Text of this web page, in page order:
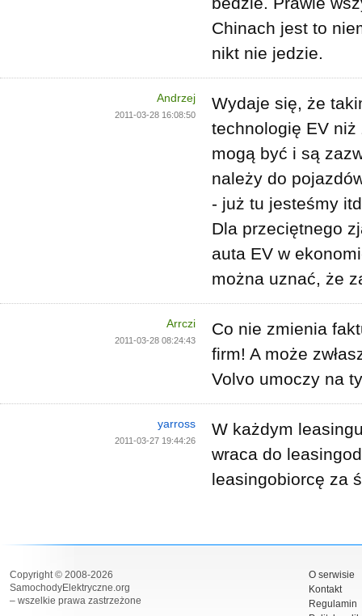
Chinach jest to
nikt nie jedzie.
Andrzej
2011-03-28 16:08:50
Wydaje się, że
technologię EV
mogą być i są
należy do
- już tu jesteśmy
Dla przeciętnego
auta EV w
można uznać, że
Arrczi
2011-03-28 08:24:43
Co nie zmienia
firm! A może
Volvo umoczy na
yarross
2011-03-27 19:44:26
W każdym
wraca do
leasingobiorcę za
Copyright © 2008-2026
SamochodyElektryczne.org
– wszelkie prawa zastrzeżone
O serwisie
Kontakt
Regulamin